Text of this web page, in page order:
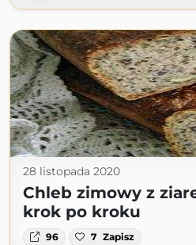
28 listopada 2020
Chleb zimowy z
krok po kroku
96 7 Zapisz